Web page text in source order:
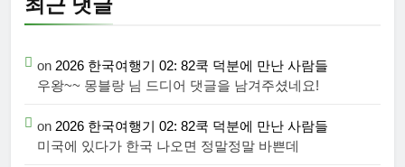
최근 댓글
on 2026 한국여행기 02: 82쿡 덕분에 만난 사람들
우왕~~ 몽블랑 님 드디어 댓글을 남겨주셨네요!
on 2026 한국여행기 02: 82쿡 덕분에 만난 사람들
미국에 있다가 한국 나오면 정말정말 바쁜데